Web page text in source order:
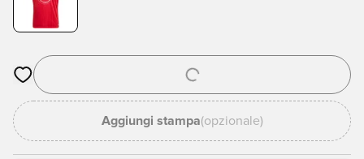
Apre una finestra modale per accedere o registrarsi come
Aggiungi stampa(opzionale)